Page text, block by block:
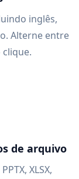
inglês,
Alterne entre
de arquivo
XLSX,